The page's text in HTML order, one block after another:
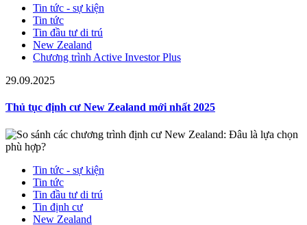
Tin tức - sự kiện
Tin tức
Tin đầu tư di trú
New Zealand
Chương trình Active Investor Plus
29.09.2025
Thủ tục định cư New Zealand mới nhất 2025
Tin tức - sự kiện
Tin tức
Tin đầu tư di trú
Tin định cư
New Zealand